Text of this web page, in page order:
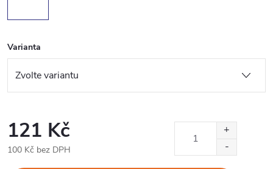
Varianta
121 Kč
100 Kč bez DPH